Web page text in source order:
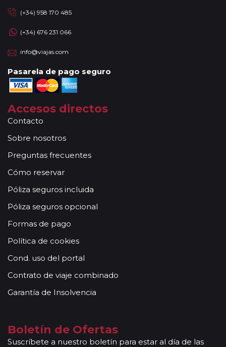
(+34) 958 170 485
(+34) 676 231 066
info@viajas.com
Pasarela de pago seguro
Accesos directos
Contacto
Sobre nosotros
Preguntas frecuentes
Cómo reservar
Póliza seguros incluida
Póliza seguros opcional
Formas de pago
Política de cookies
Cond. uso del portal
Contrato de viaje combinado
Garantía de Insolvencia
Boletín de Ofertas
Suscríbete a nuestro boletín para estar al día de las